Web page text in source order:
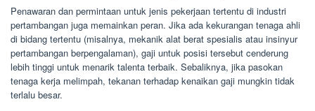
Penawaran dan permintaan untuk jenis pekerjaan tertentu di industri
pertambangan juga memainkan peran. Jika ada kekurangan tenaga ahli
di bidang tertentu (misalnya, mekanik alat berat spesialis atau insinyur
pertambangan berpengalaman), gaji untuk posisi tersebut cenderung
lebih tinggi untuk menarik talenta terbaik. Sebaliknya, jika pasokan
tenaga kerja melimpah, tekanan terhadap kenaikan gaji mungkin tidak
terlalu besar.